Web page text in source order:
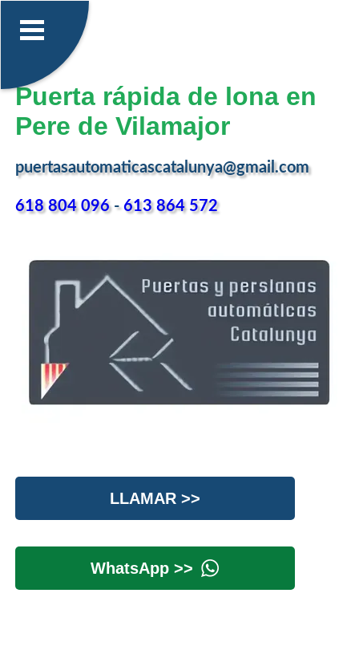
Puerta rápida de lona en
Pere de Vilamajor
puertasautomaticascatalunya@gmail.com
618 804 096-613 864 572
LLAMAR >>
WhatsApp >>